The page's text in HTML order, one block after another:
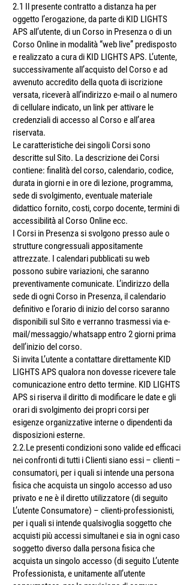
2.1 Il presente contratto a distanza ha per
oggetto l’erogazione, da parte di KID LIGHTS
APS all’utente, di un Corso in Presenza o di un
Corso Online in modalità “web live” predisposto
e realizzato a cura di KID LIGHTS APS. L’utente,
successivamente all’acquisto del Corso e ad
avvenuto accredito della quota di iscrizione
versata, riceverà̀ all’indirizzo e-mail o al numero
di cellulare indicato, un link per attivare le
credenziali di accesso al Corso e all’area
riservata.
Le caratteristiche dei singoli Corsi sono
descritte sul Sito. La descrizione dei Corsi
contiene: finalità del corso, calendario, codice,
durata in giorni e in ore di lezione, programma,
sede di svolgimento, eventuale materiale
didattico fornito, costi, corpo docente, termini di
accessibilità̀ al Corso Online ecc.
I Corsi in Presenza si svolgono presso aule o
strutture congressuali appositamente
attrezzate. I calendari pubblicati su web
possono subire variazioni, che saranno
preventivamente comunicate. L’indirizzo della
sede di ogni Corso in Presenza, il calendario
definitivo e l’orario di inizio del corso saranno
disponibili sul Sito e verranno trasmessi via e-
mail/messaggio/whatsapp entro 2 giorni prima
dell’inizio del corso.
Si invita L’utente a contattare direttamente KID
LIGHTS APS qualora non dovesse ricevere tale
comunicazione entro detto termine. KID LIGHTS
APS si riserva il diritto di modificare le date e gli
orari di svolgimento dei propri corsi per
esigenze organizzative interne o dipendenti da
disposizioni esterne.
2.2.Le presenti condizioni sono valide ed efficaci
nei confronti di tutti i Clienti siano essi – clienti –
consumatori, per i quali si intende una persona
fisica che acquista un singolo accesso ad uso
privato e ne è il diretto utilizzatore (di seguito
L’utente Consumatore) – clienti-professionisti,
per i quali si intende qualsivoglia soggetto che
acquisti più accessi simultanei e sia in ogni caso
soggetto diverso dalla persona fisica che
acquista un singolo accesso (di seguito L’utente
Professionista, e unitamente all’utente